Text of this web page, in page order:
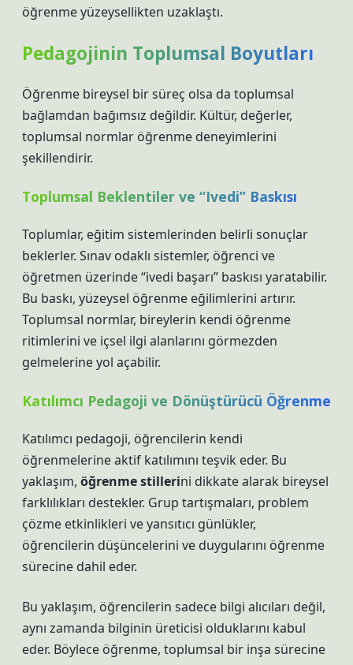
öğrenme yüzeysellikten uzaklaştı.
Pedagojinin Toplumsal Boyutları
Öğrenme bireysel bir süreç olsa da toplumsal
bağlamdan bağımsız değildir. Kültür, değerler,
toplumsal normlar öğrenme deneyimlerini
şekillendirir.
Toplumsal Beklentiler ve “Ivedi” Baskısı
Toplumlar, eğitim sistemlerinden belirli sonuçlar
beklerler. Sınav odaklı sistemler, öğrenci ve
öğretmen üzerinde “ivedi başarı” baskısı yaratabilir.
Bu baskı, yüzeysel öğrenme eğilimlerini artırır.
Toplumsal normlar, bireylerin kendi öğrenme
ritimlerini ve içsel ilgi alanlarını görmezden
gelmelerine yol açabilir.
Katılımcı Pedagoji ve Dönüştürücü Öğrenme
Katılımcı pedagoji, öğrencilerin kendi
öğrenmelerine aktif katılımını teşvik eder. Bu
yaklaşım, öğrenme stillerini dikkate alarak bireysel
farklılıkları destekler. Grup tartışmaları, problem
çözme etkinlikleri ve yansıtıcı günlükler,
öğrencilerin düşüncelerini ve duygularını öğrenme
sürecine dahil eder.
Bu yaklaşım, öğrencilerin sadece bilgi alıcıları değil,
aynı zamanda bilginin üreticisi olduklarını kabul
eder. Böylece öğrenme, toplumsal bir inşa sürecine